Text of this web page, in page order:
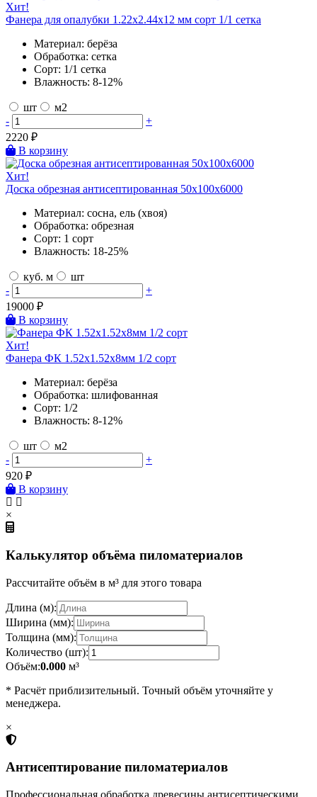
Хит!
Фанера для опалубки 1.22х2.44х12 мм сорт 1/1 сетка
Материал: берёза
Обработка: сетка
Сорт: 1/1 сетка
Влажность: 8-12%
шт
м2
-
+
2220 ₽
В корзину
Хит!
Доска обрезная антисептированная 50х100х6000
Материал: сосна, ель (хвоя)
Обработка: обрезная
Сорт: 1 сорт
Влажность: 18-25%
куб. м
шт
-
+
19000 ₽
В корзину
Хит!
Фанера ФК 1.52х1.52х8мм 1/2 сорт
Материал: берёза
Обработка: шлифованная
Сорт: 1/2
Влажность: 8-12%
шт
м2
-
+
920 ₽
В корзину
×
Калькулятор объёма пиломатериалов
Рассчитайте объём в м³ для этого товара
Длина (м):
Ширина (мм):
Толщина (мм):
Количество (шт):
Объём:0.000 м³
* Расчёт приблизительный. Точный объём уточняйте у
менеджера.
×
Антисептирование пиломатериалов
Профессиональная обработка древесины антисептическими